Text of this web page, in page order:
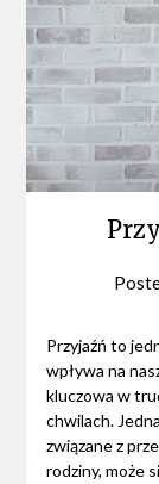
Przyjaźń to
wpływa na
kluczowa w
chwilach.
związane z
rodziny, może